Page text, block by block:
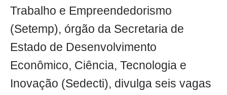
Trabalho e Empreendedorismo
(Setemp), órgão da Secretaria de
Estado de Desenvolvimento
Econômico, Ciência, Tecnologia e
Inovação (Sedecti), divulga seis vagas